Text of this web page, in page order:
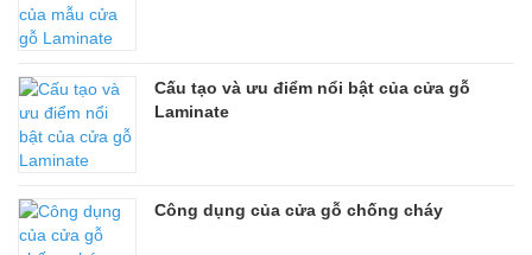
Cấu tạo và ưu điểm nổi bật của cửa gỗ
Laminate
Công dụng của cửa gỗ chống cháy